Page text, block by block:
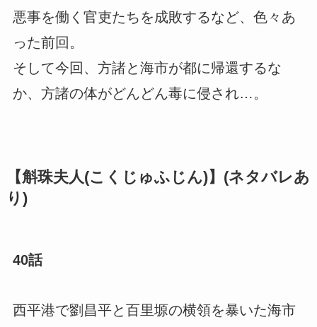
悪事を働く官吏たちを成敗するなど、色々あ
った前回。
そして今回、方諸と海市が都に帰還するな
か、方諸の体がどんどん毒に侵され…。
【斛珠夫人(こくじゅふじん)】(ネタバレあ
り)
40話
西平港で劉昌平と百里塬の横領を暴いた海市